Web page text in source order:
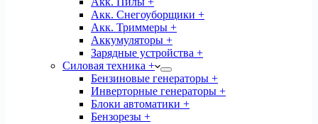
Акк. Снегоуборщики +
Акк. Триммеры +
Аккумуляторы +
Зарядные устройства +
Силовая техника +
Бензиновые генераторы +
Инверторные генераторы +
Блоки автоматики +
Бензорезы +